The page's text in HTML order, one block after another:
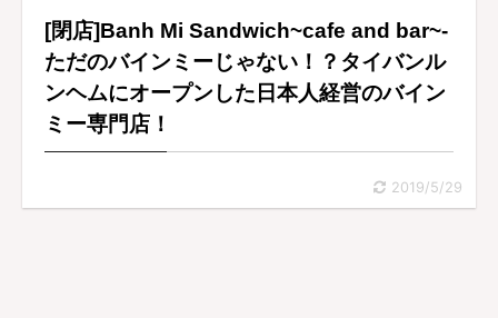
[閉店]Banh Mi Sandwich~cafe and bar~-
ただのバインミーじゃない！？タイバンル
ンヘムにオープンした日本人経営のバイン
ミー専門店！
2019/5/29